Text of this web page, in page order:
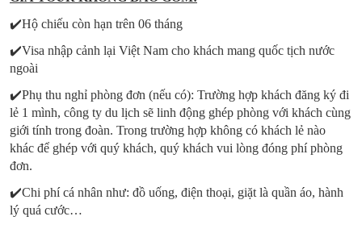
✔️Hộ chiếu còn hạn trên 06 tháng
✔️Visa nhập cảnh lại Việt Nam cho khách mang quốc tịch nước
ngoài
✔️Phụ thu nghỉ phòng đơn (nếu có): Trường hợp khách đăng ký đi
lẻ 1 mình, công ty du lịch sẽ linh động ghép phòng với khách cùng
giới tính trong đoàn. Trong trường hợp không có khách lẻ nào
khác để ghép với quý khách, quý khách vui lòng đóng phí phòng
đơn.
✔️Chi phí cá nhân như: đồ uống, điện thoại, giặt là quần áo, hành
lý quá cước…